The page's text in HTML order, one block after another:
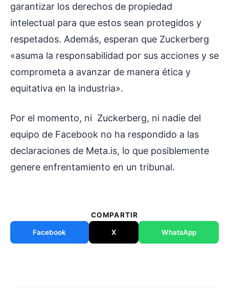
garantizar los derechos de propiedad
intelectual para que estos sean protegidos y
respetados. Además, esperan que Zuckerberg
«asuma la responsabilidad por sus acciones y se
comprometa a avanzar de manera ética y
equitativa en la industria».
Por el momento, ni Zuckerberg, ni nadie del
equipo de Facebook no ha respondido a las
declaraciones de Meta.is, lo que posiblemente
genere enfrentamiento en un tribunal.
COMPARTIR
Facebook X WhatsApp